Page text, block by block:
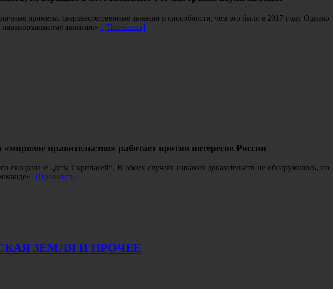
приметы, сверхъестественные явления и способности, чем это было в 2017 году. Однако
явлению»
[Прочитать]
правительство» работает против интересов России
скандала и „дела Скрипалей“. В обоих случаях никаких доказательств не обнаружилось, но
[Прочитать]
ЗЕМЛЯ И ПРОЧЕЕ